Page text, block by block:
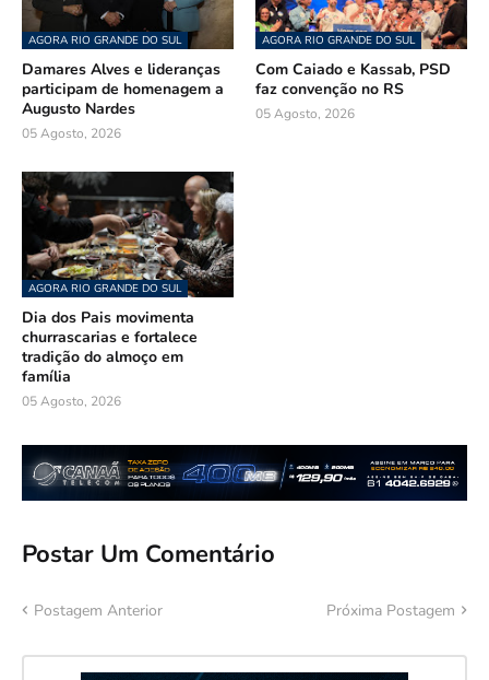
AGORA RIO GRANDE DO SUL
Damares Alves e lideranças
participam de homenagem a
Augusto Nardes
05 Agosto, 2026
AGORA RIO GRANDE DO SUL
Com Caiado e Kassab, PSD
faz convenção no RS
05 Agosto, 2026
AGORA RIO GRANDE DO SUL
Dia dos Pais movimenta
churrascarias e fortalece
tradição do almoço em
família
05 Agosto, 2026
Postar Um Comentário
Postagem Anterior Próxima Postagem